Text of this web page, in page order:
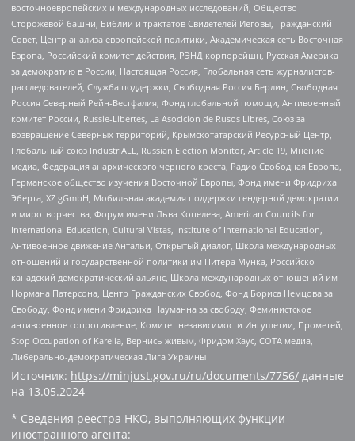
восточноевропейских и международных исследований, Общество
Сторожевой башни, Библии и трактатов Свидетелей Иеговы, Гражданский
Совет, Центр анализа европейской политики, Академическая сеть Восточная
Европа, Российский комитет действия, РЭНД корпорейшн, Русская Америка
за демократию в России, Настоящая Россия, Глобальная сеть журналистов-
расследователей, Служба поддержки, Свободная Россия Берлин, Свободная
Россия Северный Рейн-Вестфалия, Фонд глобальной помощи, Антивоенный
комитет России, Russie-Libertes, La Asocicion de Rusos Libres, Союз за
возвращение Северных территорий, Крымскотатарский Ресурсный Центр,
Глобальный союз IndustriALL, Russian Election Monitor, Article 19, Мнение
медиа, Федерация анархического черного креста, Радио Свободная Европа,
Германское общество изучения Восточной Европы, Фонд имени Фридриха
Эберта, XZ gGmbH, Мобильная академия поддержки гендерной демократии
и миротворчества, Форум имени Льва Копелева, American Councils for
International Education, Cultural Vistas, Institute of International Education,
Антивоенное движение Антальи, Открытый диалог, Школа международных
отношений и государственной политики им Питера Мунка, Российско-
канадский демократический альянс, Школа международных отношений им
Нормана Патерсона, Центр Гражданских Свобод, Фонд Бориса Немцова за
Свободу, Фонд имени Фридриха Науманна за свободу, Феминистское
антивоенное сопротивление, Комитет независимости Ингушетии, Прометей,
Stop Occupation of Karelia, Вернись живым, Фридом Хаус, СОТА медиа,
Либерально-демократическая Лига Украины
Источник: https://minjust.gov.ru/ru/documents/7756/ данные
на 13.05.2024
* Сведения реестра НКО, выполняющих функции
иностранного агента: